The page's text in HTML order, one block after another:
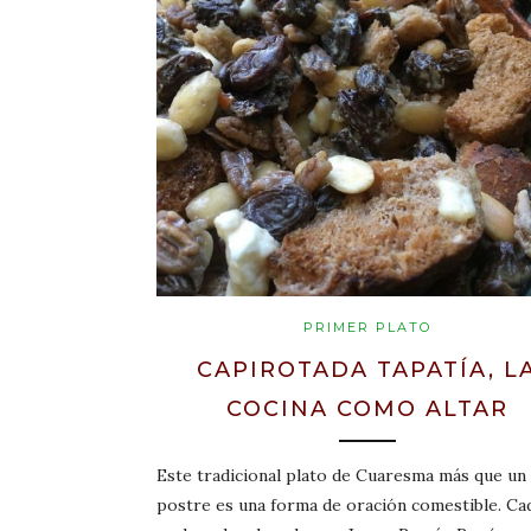
PRIMER PLATO
CAPIROTADA TAPATÍA,
COCINA COMO ALTAR
Este tradicional plato de Cuaresma más que un
postre es una forma de oración comestible.